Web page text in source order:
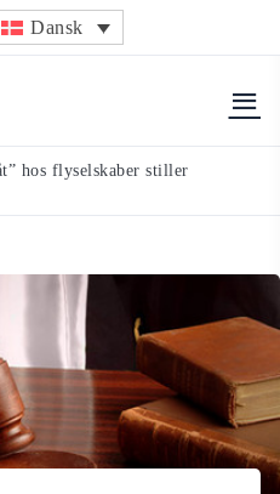
Dansk
hos flyselskaber stiller